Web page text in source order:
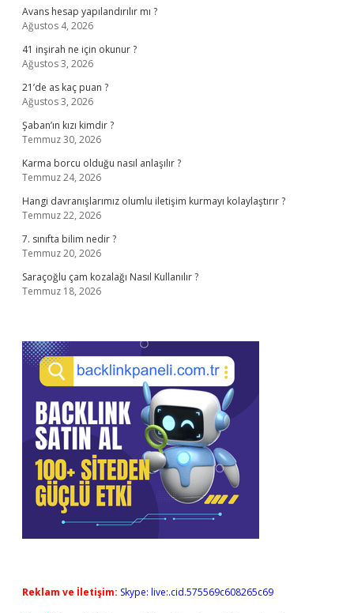
Avans hesap yapılandırılır mı ?
Ağustos 4, 2026
41 inşirah ne için okunur ?
Ağustos 3, 2026
21’de as kaç puan ?
Ağustos 3, 2026
Şaban’ın kızı kimdir ?
Temmuz 30, 2026
Karma borcu olduğu nasıl anlaşılır ?
Temmuz 24, 2026
Hangi davranışlarımız olumlu iletişim kurmayı kolaylaştırır ?
Temmuz 22, 2026
7. sınıfta bilim nedir ?
Temmuz 20, 2026
Saraçoğlu çam kozalağı Nasıl Kullanılır ?
Temmuz 18, 2026
Reklam ve İletişim: Skype: live:.cid.575569c608265c69